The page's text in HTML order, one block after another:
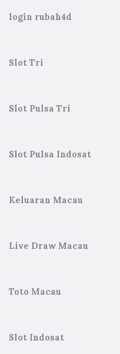
login rubah4d
Slot Tri
Slot Pulsa Tri
Slot Pulsa Indosat
Keluaran Macau
Live Draw Macau
Toto Macau
Slot Indosat